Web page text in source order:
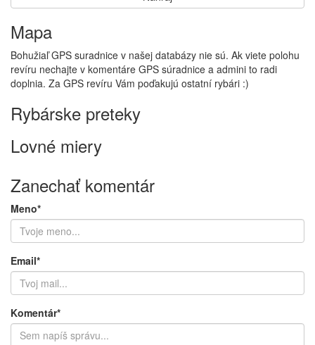
Mapa
Bohužiaľ GPS suradnice v našej databázy nie sú. Ak viete polohu
revíru nechajte v komentáre GPS súradnice a admini to radi
doplnia. Za GPS revíru Vám poďakujú ostatní rybári :)
Rybárske preteky
Lovné miery
Zanechať komentár
Meno*
Email*
Komentár*